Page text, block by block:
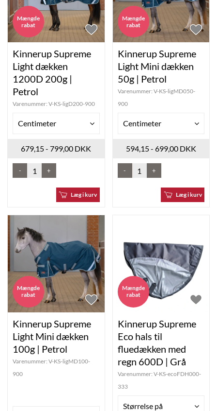
Mængde
rabat
Kinnerup Supreme
Light dækken
1200D 200g |
Petrol
Varenummer: V-KS-ligD200-900
Centimeter
679,15 - 799,00 DKK
- +
Læg i kurv
Mængde
rabat
Kinnerup Supreme
Light Mini dækken
50g | Petrol
Varenummer: V-KS-ligMD050-
900
Centimeter
594,15 - 699,00 DKK
- +
Læg i kurv
Mængde
rabat
Kinnerup Supreme
Light Mini dækken
100g | Petrol
Varenummer: V-KS-ligMD100-
900
Mængde
rabat
Kinnerup Supreme
Eco hals til
fluedækken med
regn 600D | Grå
Varenummer: V-KS-ecoFDH000-
333
Størrelse på